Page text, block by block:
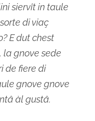
siervît in taule
di viaç
E dut chest
gnove sede
de fiere di
gnove gnove
àl gustâ.